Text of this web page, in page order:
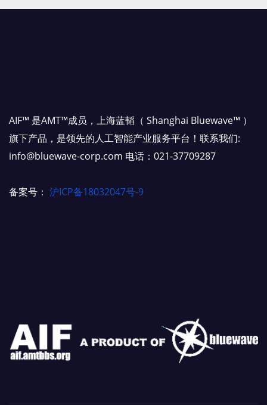
AIF™ 是AMT™成员，上海蓝韬（ Shanghai Bluewave™ ）
旗下产品，是领先的人工智能产业服务平台！联系我们:
info@bluewave-corp.com 电话：021-37709287
备案号： 沪ICP备18032047号-9